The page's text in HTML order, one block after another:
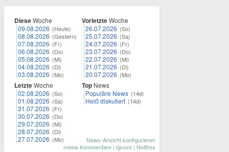
DieseWoche
09.08.2026 (Heute)
08.08.2026 (Gestern)
07.08.2026 (Fr)
06.08.2026 (Do)
05.08.2026 (Mi)
04.08.2026 (Di)
03.08.2026 (Mo)
LetzteWoche
02.08.2026 (So)
01.08.2026 (Sa)
31.07.2026 (Fr)
30.07.2026 (Do)
29.07.2026 (Mi)
28.07.2026 (Di)
27.07.2026 (Mo)
VorletzteWoche
26.07.2026 (So)
25.07.2026 (Sa)
24.07.2026 (Fr)
23.07.2026 (Do)
22.07.2026 (Mi)
21.07.2026 (Di)
20.07.2026 (Mo)
Top News
Populäre News (14d)
Heiß diskutiert (14d)
News-Ansicht konfigurieren
meine Kommentare | Ignore | Notifies